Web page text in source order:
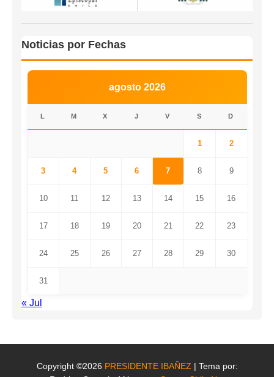
Noticias por Fechas
agosto 2026
L M X J V S D
1 2
3 4 5 6 7 8 9
10 11 12 13 14 15 16
17 18 19 20 21 22 23
24 25 26 27 28 29 30
31
« Jul
Copyright ©2026 PRESIDENTE IBAÑEZ | Tema por: